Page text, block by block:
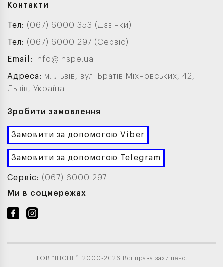
Контакти
Тел: (067) 6000 353 (Дзвінки)
Тел: (067) 6000 297 (Сервіс)
Email: info@inspe.ua
Адреса: м. Львів, вул. Братів Міхновських, 42,
Львів, Україна
Зробити замовлення
Замовити за допомогою Viber
Замовити за допомогою Telegram
Сервіс: (067) 6000 297
Ми в соцмережах
ТОВ “ІНСПЕ”. 2000-2026 Всі права захищено.